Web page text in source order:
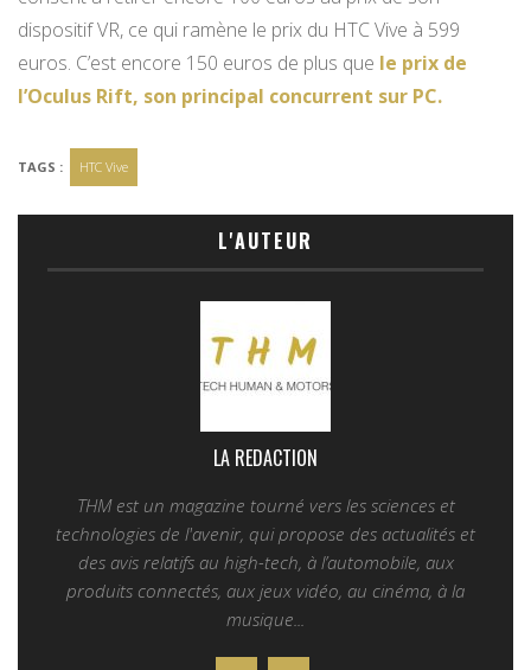
dispositif VR, ce qui ramène le prix du HTC Vive à 599
euros. C’est encore 150 euros de plus que le prix de
l’Oculus Rift, son principal concurrent sur PC.
TAGS : HTC Vive
L'AUTEUR
LA REDACTION
THM est un magazine tourné vers les sciences et
technologies de l'avenir, qui propose des actualités et
des avis relatifs au high-tech, à l’automobile, aux
produits connectés, aux jeux vidéo, au cinéma, à la
musique...